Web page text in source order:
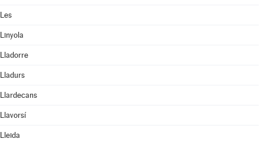
Les
Linyola
Lladorre
Lladurs
Llardecans
Llavorsí
Lleida